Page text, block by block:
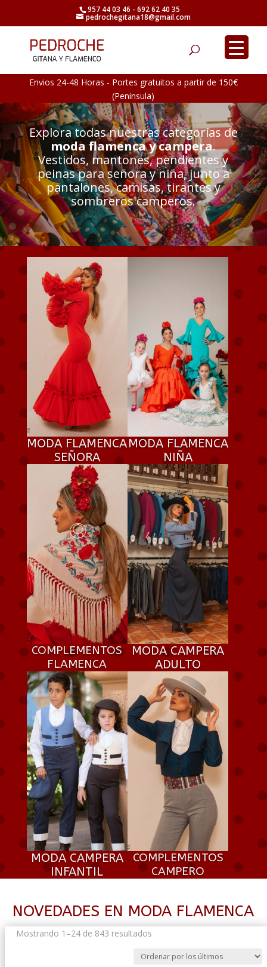
957 44 03 46 - 692 62 40 35
pedrochegitana18@gmail.com
Envios 24-48 Horas - Portes gratuitos a partir de 150€
(Peninsula)
Explora todas nuestras categorías de
moda flamenca y campera.
Vestidos, mantones, pendientes y
peinas para señora y niña, junto a
pantalones, camisas, tirantes y
sombreros camperos.
MODA FLAMENCA
SEÑORA
MODA FLAMENCA
NIÑA
COMPLEMENTOS
FLAMENCA
MODA CAMPERA
ADULTO
MODA CAMPERA
INFANTIL
COMPLEMENTOS
CAMPERO
NOVEDADES EN MODA FLAMENCA
Mostrando 1–24 de 843 resultadosOrdenado
los